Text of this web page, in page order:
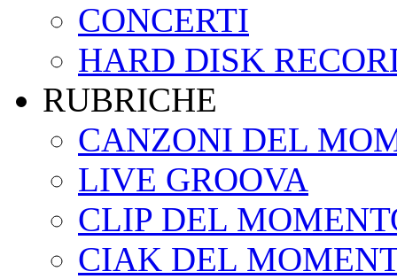
CONCERTI
HARD DISK
RUBRICHE
CANZONI DEL
LIVE GROOVA
CLIP DEL
CIAK DEL